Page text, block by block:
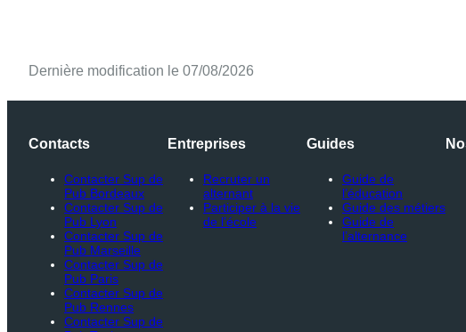
Dernière modification le 07/08/2026
Contacts
Contacter Sup de
Pub Bordeaux
Contacter Sup de
Pub Lyon
Contacter Sup de
Pub Marseille
Contacter Sup de
Pub Paris
Contacter Sup de
Pub Rennes
Contacter Sup de
Entreprises
Recruter un
alternant
Participer à la vie
de l’école
Guides
Guide de
l’éducation
Guide des métiers
Guide de
l’alternance